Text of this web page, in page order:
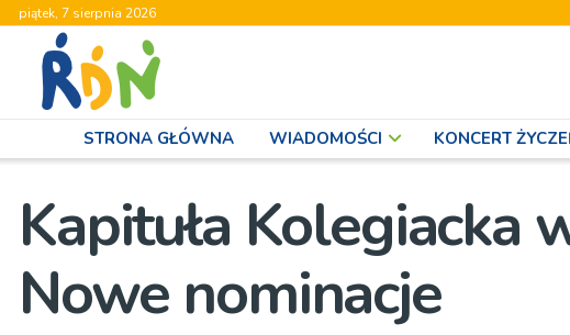
piątek, 7 sierpnia 2026
STRONA GŁÓWNA WIADOMOŚCI KONCERT
Kapituła Kolegiacka
Nowe nominacje